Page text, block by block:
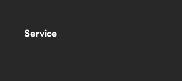
Service